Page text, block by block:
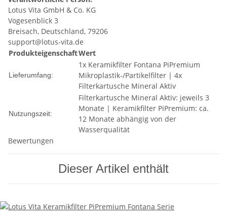
Lotus Vita GmbH & Co. KG
Vogesenblick 3
Breisach, Deutschland, 79206
support@lotus-vita.de
ProdukteigenschaftWert
Lieferumfang:
1x Keramikfilter Fontana PiPremium
Mikroplastik-/Partikelfilter | 4x
Filterkartusche Mineral Aktiv
Nutzungszeit:
Filterkartusche Mineral Aktiv: jeweils 3
Monate | Keramikfilter PiPremium: ca.
12 Monate abhängig von der
Wasserqualität
Bewertungen
Dieser Artikel enthält